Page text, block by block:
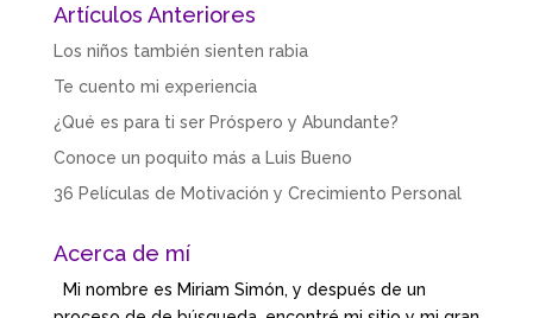
Artículos Anteriores
Los niños también sienten rabia
Te cuento mi experiencia
¿Qué es para ti ser Próspero y Abundante?
Conoce un poquito más a Luis Bueno
36 Películas de Motivación y Crecimiento Personal
Acerca de mí
Mi nombre es Miriam Simón, y después de un